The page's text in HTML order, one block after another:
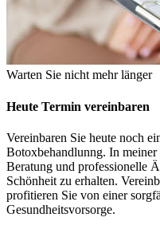
Warten Sie nicht mehr länger
Heute Termin vereinbaren
Vereinbaren Sie heute noch
Botoxbehandlunng. In meiner
Beratung und professionelle
Schönheit zu erhalten.
profitieren Sie von einer
Gesundheitsvorsorge.